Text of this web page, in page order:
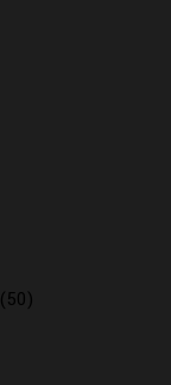
(50)